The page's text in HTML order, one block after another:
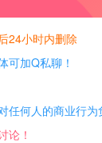
24小时内删除
可加Q私聊！
何人的商业行为
论！